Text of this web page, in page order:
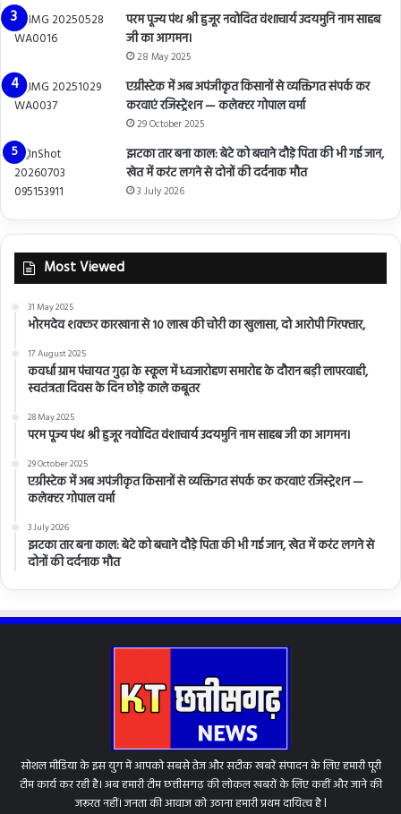
परम पूज्य पंथ श्री हुजूर नवोदित वंशाचार्य उदयमुनि नाम साहब
जी का आगमन।
28 May 2025
एग्रीस्टेक में अब अपंजीकृत किसानों से व्यक्तिगत संपर्क कर
करवाएं रजिस्ट्रेशन — कलेक्टर गोपाल वर्मा
29 October 2025
झटका तार बना काल: बेटे को बचाने दौड़े पिता की भी गई जान,
खेत में करंट लगने से दोनों की दर्दनाक मौत
3 July 2026
Most Viewed
31 May 2025
भोरमदेव शक्कर कारखाना से 10 लाख की चोरी का खुलासा, दो आरोपी गिरफ्तार,
17 August 2025
कवर्धा ग्राम पंचायत गुढ़ा के स्कूल में ध्वजारोहण समारोह के दौरान बड़ी लापरवाही,
स्वतंत्रता दिवस के दिन छोड़े काले कबूतर
28 May 2025
परम पूज्य पंथ श्री हुजूर नवोदित वंशाचार्य उदयमुनि नाम साहब जी का आगमन।
29 October 2025
एग्रीस्टेक में अब अपंजीकृत किसानों से व्यक्तिगत संपर्क कर करवाएं रजिस्ट्रेशन —
कलेक्टर गोपाल वर्मा
3 July 2026
झटका तार बना काल: बेटे को बचाने दौड़े पिता की भी गई जान, खेत में करंट लगने से
दोनों की दर्दनाक मौत
सोशल मीडिया के इस युग में आपको सबसे तेज और सटीक खबरें संपादन के लिए हमारी पूरी
टीम कार्य कर रही है। अब हमारी टीम छत्तीसगढ़ की लोकल खबरों के लिए कहीं और जाने की
जरूरत नहीं। जनता की आवाज को उठाना हमारी प्रथम दायित्व है l